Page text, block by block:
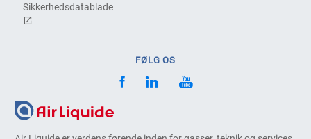
Sikkerhedsdatablade
FØLG OS